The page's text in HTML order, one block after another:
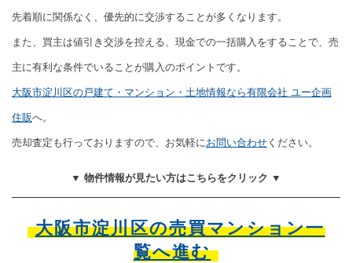
先着順に関係なく、優先的に交渉することが多くなります。
また、買主は値引き交渉を控える、現金での一括購入をすることで、売
主に有利な条件でいることが購入のポイントです。
大阪市淀川区の戸建て・マンション・土地情報なら有限会社 ユー企画
住販へ。
売却査定も行っておりますので、お気軽にお問い合わせ ください。
▼ 物件情報が見たい方はこちらをクリック ▼
大阪市淀川区の売買マンション一
覧へ進む